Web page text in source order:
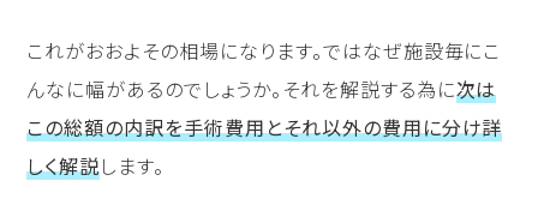
これがおおよその相場になります。ではなぜ施設毎にこ
んなに幅があるのでしょうか。それを解説する為に次は
この総額の内訳を手術費用とそれ以外の費用に分け詳
しく解説します。